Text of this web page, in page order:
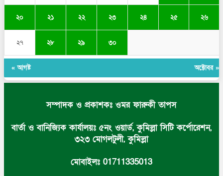
২০ ২১ ২২ ২৩ ২৪ ২৫ ২৬
২৭ ২৮ ২৯ ৩০
« আগষ্ট অক্টোবর »
সম্পাদক ও প্রকাশকঃ ওমর ফারুকী তাপস
বার্তা ও বানিজ্যিক কার্যালয়ঃ ৫নং ওয়ার্ড, কুমিল্লা সিটি কর্পোরেশন,
৩২৩ মোগলটুলী, কুমিল্লা
মোবাইলঃ 01711335013